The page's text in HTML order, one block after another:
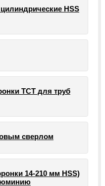
HSS
ТСТ для труб
сверлом
14-210 мм HSS)